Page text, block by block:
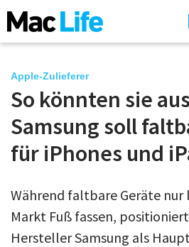
News
iPhone
iPad
Tests
Apple-Zulieferer
So könnten sie
Samsung soll
für iPhones und
Während faltbare Geräte nur
Markt Fuß fassen,
Hersteller Samsung als